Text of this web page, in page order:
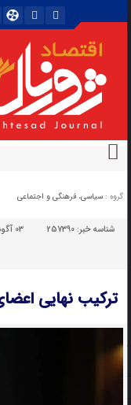
گروه : سیاسی، فرهنگی و اجتماعی
شناسه خبر:257390 03 آگوست 2025 - 12:13
ترکیب نهایی